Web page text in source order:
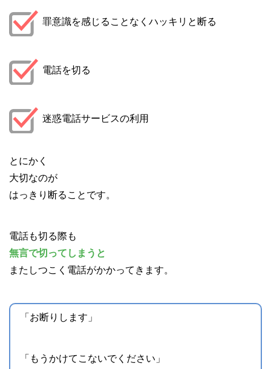
罪意識を感じることなくハッキリと断る
電話を切る
迷惑電話サービスの利用
とにかく
大切なのが
はっきり断ることです。
電話も切る際も
無言で切ってしまうと
またしつこく電話がかかってきます。
「お断りします」
「もうかけてこないでください」